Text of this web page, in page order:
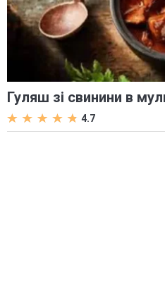
Гуляш зі свинини в
4.7